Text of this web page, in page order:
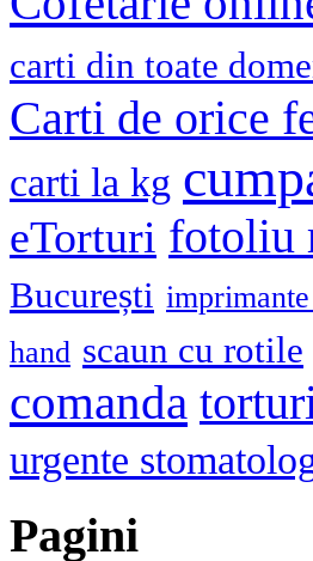
carti din toate
Carti de orice
carti la kg
eTorturi fotoliu
București
hand scaun cu rotile
comanda
urgente
Pagini